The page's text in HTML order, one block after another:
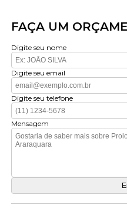
FAÇA UM
Digite seu nome
Digite seu email
Digite seu telefone
Mensagem